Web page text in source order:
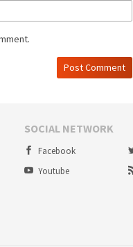
SOCIAL NETWORK
Facebook
Youtube